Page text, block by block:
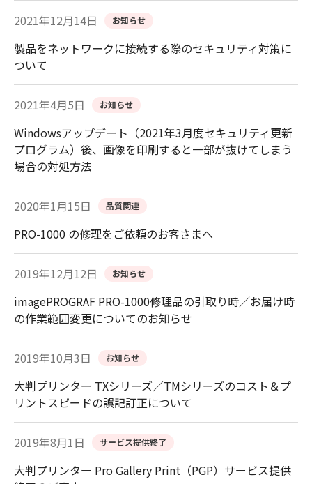
2021年12月14日 お知らせ
製品をネットワークに接続する際のセキュリティ対策に
ついて
2021年4月5日 お知らせ
Windowsアップデート（2021年3月度セキュリティ更新
プログラム）後、画像を印刷すると一部が抜けてしまう
場合の対処方法
2020年1月15日 品質関連
PRO-1000 の修理をご依頼のお客さまへ
2019年12月12日 お知らせ
imagePROGRAF PRO-1000修理品の引取り時／お届け時
の作業範囲変更についてのお知らせ
2019年10月3日 お知らせ
大判プリンター TXシリーズ／TMシリーズのコスト＆プ
リントスピードの誤記訂正について
2019年8月1日 サービス提供終了
大判プリンター Pro Gallery Print（PGP）サービス提供